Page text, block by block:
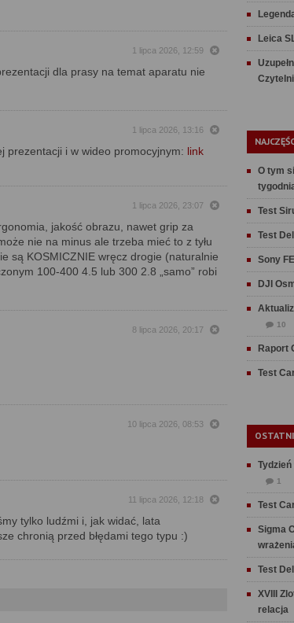
1 lipca 2026, 12:59
dla prasy na temat aparatu nie
1 lipca 2026, 13:16
prezentacji i w wideo promocyjnym: link
1 lipca 2026, 23:07
jakość obrazu, nawet grip za
nie na minus ale trzeba mieć to z tyłu
są KOSMICZNIE wręcz drogie (naturalnie
100-400 4.5 lub 300 2.8 „samo” robi
8 lipca 2026, 20:17
10 lipca 2026, 08:53
11 lipca 2026, 12:18
tylko ludźmi i, jak widać, lata
chronią przed błędami tego typu :)
Leica
O tym
Test
Test
Sony
DJI
10
Raport
Test
1
Test
Sigma
Test
XVIII
relacja